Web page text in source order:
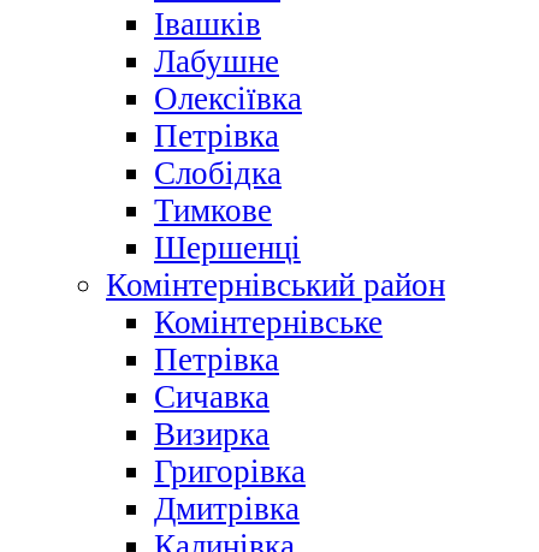
Івашків
Лабушне
Олексіївка
Петрівка
Слобідка
Тимкове
Шершенці
Комінтернівський район
Комінтернівське
Петрівка
Сичавка
Визирка
Григорівка
Дмитрівка